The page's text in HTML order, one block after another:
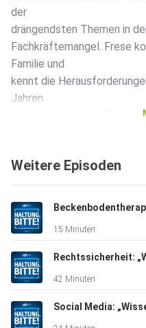
der
drängendsten Themen in
Fachkräftemangel. Frese
Familie und
kennt die
Jahren
aus nächster Nähe. Heute
internationale Fachkräfte
wird schnell klar, wie groß
eine
Praxis kommt heute ohne
fehlt es
an qualifizierten
dieser Entwicklung. Von
der
Weitere Episoden
15 Minuten
42 Minuten